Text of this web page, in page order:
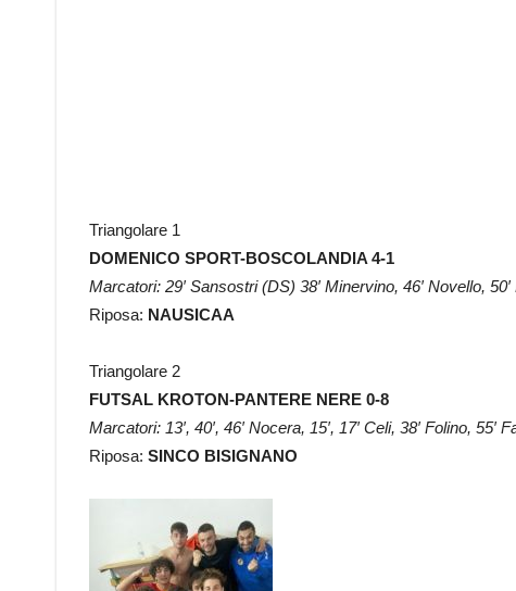
Triangolare 1
DOMENICO SPORT-BOSCOLANDIA 4-1
Marcatori: 29′ Sansostri (DS) 38′ Minervino, 46′ Novello,
Riposa: NAUSICAA
Triangolare 2
FUTSAL KROTON-PANTERE NERE 0-8
Marcatori: 13′, 40′, 46′ Nocera, 15′, 17′ Celi, 38′ Folino, 55′
Riposa: SINCO BISIGNANO